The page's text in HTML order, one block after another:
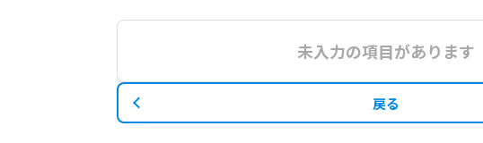
未入力の項目があります
戻る